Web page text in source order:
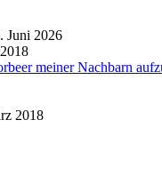
Juni 2026
meiner Nachbarn
2018